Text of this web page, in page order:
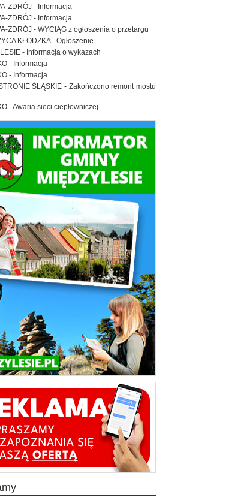
ZDRÓJ - Informacja
ZDRÓJ - Informacja
ZDRÓJ - WYCIĄG z ogłoszenia o przetargu
KŁODZKA - Ogłoszenie
- Informacja o wykazach
- Informacja
- Informacja
ŚLĄSKIE - Zakończono remont mostu
- Awaria sieci ciepłowniczej